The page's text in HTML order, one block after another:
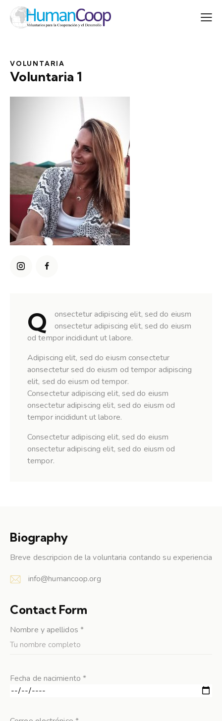
VOLUNTARIA
Voluntaria 1
Q
onsectetur adipiscing elit, sed do eiusm
onsectetur adipiscing elit, sed do eiusm
od tempor incididunt ut labore.
Adipiscing elit, sed do eiusm consectetur
aonsectetur sed do eiusm od tempor adipiscing
elit, sed do eiusm od tempor.
Consectetur adipiscing elit, sed do eiusm
onsectetur adipiscing elit, sed do eiusm od
tempor incididunt ut labore.
Consectetur adipiscing elit, sed do eiusm
onsectetur adipiscing elit, sed do eiusm od
tempor.
Biography
Breve descripcion de la voluntaria contando su experiencia
m
info@humancoop.org
Contact Form
Nombre y apellidos *
Fecha de nacimiento *